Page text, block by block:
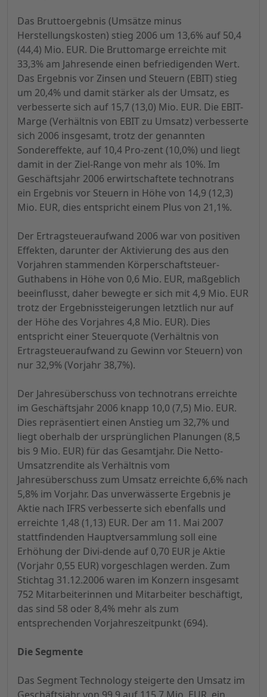
Das Bruttoergebnis (Umsätze minus
Herstellungskosten) stieg 2006 um 13,6% auf 50,4
(44,4) Mio. EUR. Die Bruttomarge erreichte mit
33,3% am Jahresende einen befriedigenden Wert.
Das Ergebnis vor Zinsen und Steuern (EBIT) stieg
um 20,4% und damit stärker als der Umsatz, es
verbesserte sich auf 15,7 (13,0) Mio. EUR. Die EBIT-
Marge (Verhältnis von EBIT zu Umsatz) verbesserte
sich 2006 insgesamt, trotz der genannten
Sondereffekte, auf 10,4 Pro-zent (10,0%) und liegt
damit in der Ziel-Range von mehr als 10%. Im
Geschäftsjahr 2006 erwirtschaftete technotrans
ein Ergebnis vor Steuern in Höhe von 14,9 (12,3)
Mio. EUR, dies entspricht einem Plus von 21,1%.
Der Ertragsteueraufwand 2006 war von positiven
Effekten, darunter der Aktivierung des aus den
Vorjahren stammenden Körperschaftsteuer-
Guthabens in Höhe von 0,6 Mio. EUR, maßgeblich
beeinflusst, daher bewegte er sich mit 4,9 Mio. EUR
trotz der Ergebnissteigerungen letztlich nur auf
der Höhe des Vorjahres 4,8 Mio. EUR). Dies
entspricht einer Steuerquote (Verhältnis von
Ertragsteueraufwand zu Gewinn vor Steuern) von
nur 32,9% (Vorjahr 38,7%).
Der Jahresüberschuss von technotrans erreichte
im Geschäftsjahr 2006 knapp 10,0 (7,5) Mio. EUR.
Dies repräsentiert einen Anstieg um 32,7% und
liegt oberhalb der ursprünglichen Planungen (8,5
bis 9 Mio. EUR) für das Gesamtjahr. Die Netto-
Umsatzrendite als Verhältnis vom
Jahresüberschuss zum Umsatz erreichte 6,6% nach
5,8% im Vorjahr. Das unverwässerte Ergebnis je
Aktie nach IFRS verbesserte sich ebenfalls und
erreichte 1,48 (1,13) EUR. Der am 11. Mai 2007
stattfindenden Hauptversammlung soll eine
Erhöhung der Divi-dende auf 0,70 EUR je Aktie
(Vorjahr 0,55 EUR) vorgeschlagen werden. Zum
Stichtag 31.12.2006 waren im Konzern insgesamt
752 Mitarbeiterinnen und Mitarbeiter beschäftigt,
das sind 58 oder 8,4% mehr als zum
entsprechenden Vorjahreszeitpunkt (694).
Die Segmente
Das Segment Technology steigerte den Umsatz im